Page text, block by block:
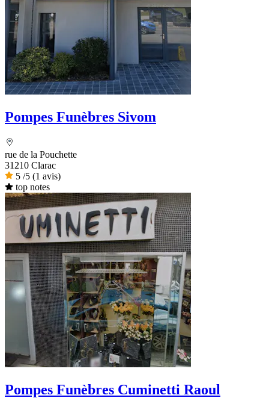
Pompes Funèbres Sivom
rue de la Pouchette
31210 Clarac
5 /5 (1 avis)
top notes
Pompes Funèbres Cuminetti Raoul